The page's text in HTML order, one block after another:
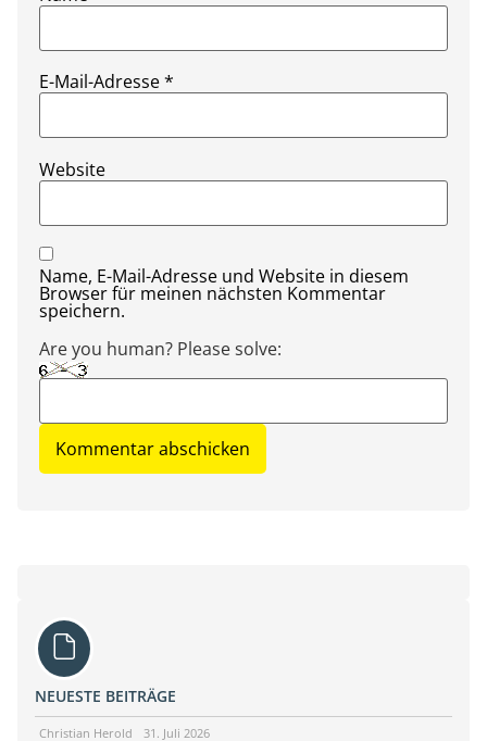
E-Mail-Adresse*
Website
Name, E-Mail-Adresse und Website in diesem
Browser für meinen nächsten Kommentar
speichern.
Are you human? Please solve:
NEUESTE BEITRÄGE
Christian Herold 31. Juli 2026